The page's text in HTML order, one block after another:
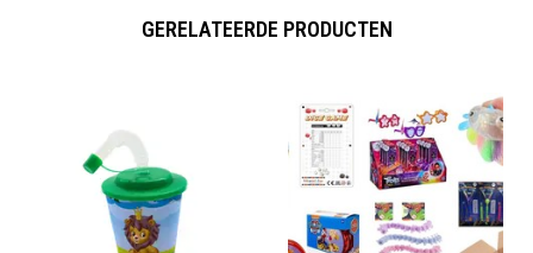
GERELATEERDE PRODUCTEN